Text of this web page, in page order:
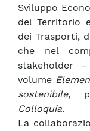
Sviluppo
del Territorio
dei Trasporti,
che nel
stakeholder
volume
sostenibile,
Colloquia.
La